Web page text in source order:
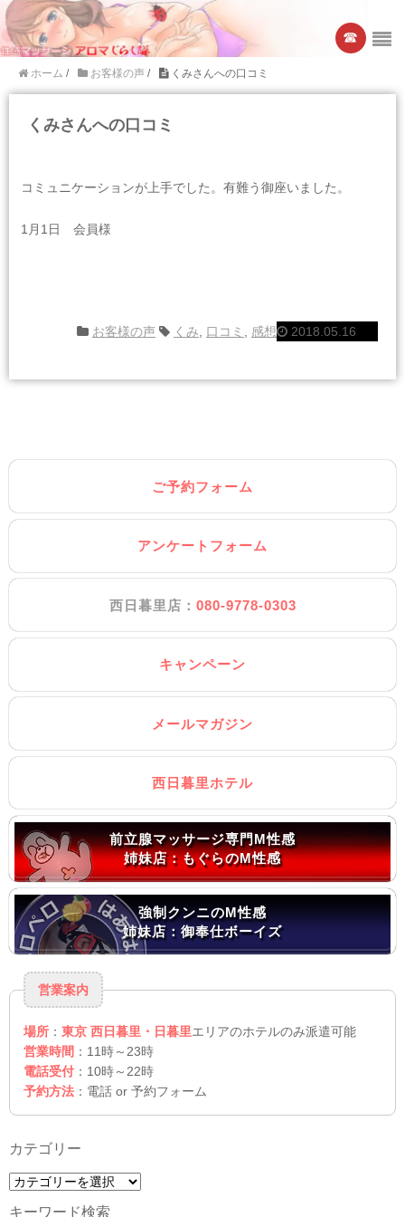
☎︎
ホーム / お客様の声 / くみさんへの口コミ
くみさんへの口コミ
コミュニケーションが上手でした。有難う御座いました。
1月1日 会員様
2018.05.16
お客様の声 くみ 口コミ 感想
ご予約フォーム
アンケートフォーム
西日暮里店： 080-9778-0303
キャンペーン
メールマガジン
西日暮里ホテル
前立腺マッサージ専門M性感
姉妹店：もぐらのM性感
強制クンニのM性感
姉妹店：御奉仕ボーイズ
営業案内
場所 ： 東京 西日暮里・日暮里エリアのホテルのみ派遣可能
営業時間 ：11時～23時
電話受付 ：10時～22時
予約方法 ：電話 or 予約フォーム
カテゴリー
カ
キーワード検索